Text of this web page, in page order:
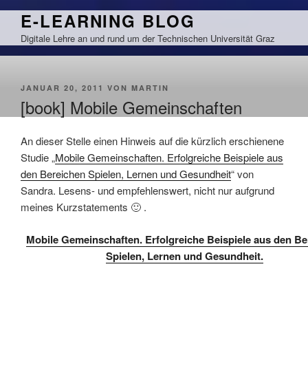
Zum
springen
E-LEARNING BLOG
Digitale Lehre an und rund um der Technischen Universität Graz
VERÖFFENTLICHT
JANUAR 20, 2011 VON MARTIN
[book] Mobile Gemeinschaften
An dieser Stelle einen Hinweis auf die kürzlich erschienene
Studie „Mobile Gemeinschaften. Erfolgreiche Beispiele aus
den Bereichen Spielen, Lernen und Gesundheit“ von
Sandra. Lesens- und empfehlenswert, nicht nur aufgrund
meines Kurzstatements 🙂 .
Mobile Gemeinschaften. Erfolgreiche Beispiele aus den
Spielen, Lernen und Gesundheit.